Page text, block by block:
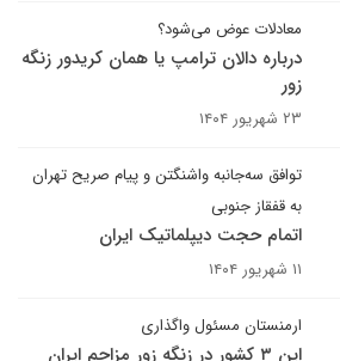
معادلات عوض می‌شود؟
درباره دالان ترامپ یا همان کریدور زنگه
زور
۲۳ شهریور ۱۴۰۴
توافق سه‌جانبه واشنگتن و پیام صریح تهران
به قفقاز جنوبی
اتمام حجت دیپلماتیک ایران
۱۱ شهریور ۱۴۰۴
ارمنستان مسئول واگذاری
این ۳ کشور در زنگه زور مزاحم ایران